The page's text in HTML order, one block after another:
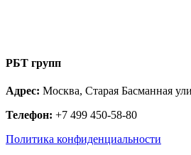
РБТ групп
Адрес: Москва, Старая Басманная
Телефон: +7 499 450-58-80
Политика конфиденциальности